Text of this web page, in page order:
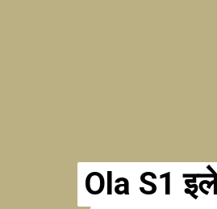
Ola S1
Ola S1